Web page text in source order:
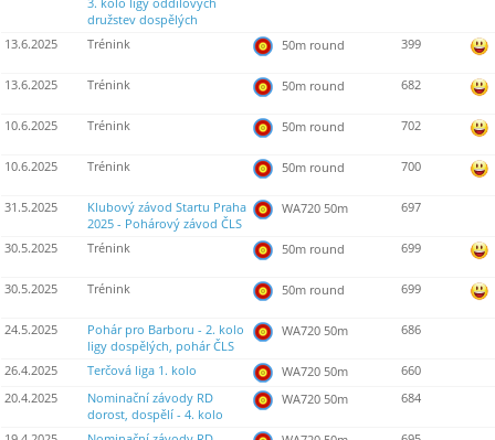
3. kolo ligy oddílových
družstev dospělých
13.6.2025 Trénink 50m round 399
13.6.2025 Trénink 50m round 682
10.6.2025 Trénink 50m round 702
10.6.2025 Trénink 50m round 700
31.5.2025
Klubový závod Startu Praha
2025 - Pohárový závod ČLS
WA720 50m 697
30.5.2025 Trénink 50m round 699
30.5.2025 Trénink 50m round 699
24.5.2025
Pohár pro Barboru - 2. kolo
ligy dospělých, pohár ČLS
WA720 50m 686
26.4.2025 Terčová liga 1. kolo WA720 50m
660
20.4.2025
Nominační závody RD
dorost, dospělí - 4. kolo
WA720 50m 684